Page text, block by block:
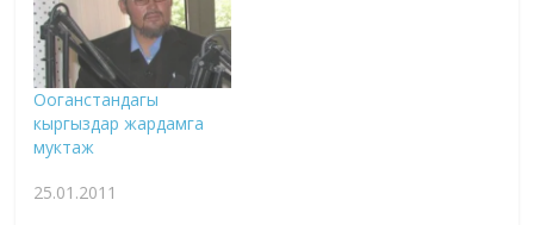
Ооганстандагы
кыргыздар жардамга
муктаж
25.01.2011